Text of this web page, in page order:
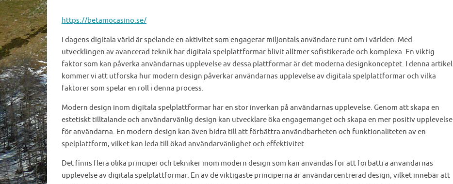
https://betamocasino.se/
I dagens digitala värld är spelande en aktivitet som engagerar miljontals användare runt om i världen. Med
utvecklingen av avancerad teknik har digitala spelplattformar blivit alltmer sofistikerade och komplexa. En viktig
faktor som kan påverka användarnas upplevelse av dessa plattformar är det moderna designkonceptet. I denna artikel
kommer vi att utforska hur modern design påverkar användarnas upplevelse av digitala spelplattformar och vilka
faktorer som spelar en roll i denna process.
Modern design inom digitala spelplattformar har en stor inverkan på användarnas upplevelse. Genom att skapa en
estetiskt tilltalande och användarvänlig design kan utvecklare öka engagemanget och skapa en mer positiv upplevelse
för användarna. En modern design kan även bidra till att förbättra användbarheten och funktionaliteten av en
spelplattform, vilket kan leda till ökad användarvänlighet och effektivitet.
Det finns flera olika principer och tekniker inom modern design som kan användas för att förbättra användarnas
upplevelse av digitala spelplattformar. En av de viktigaste principerna är användarcentrerad design, vilket innebär att